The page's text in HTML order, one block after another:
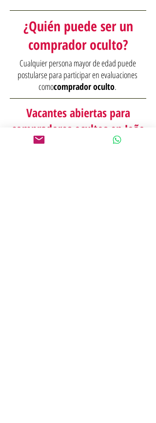
¿Quién puede ser un
comprador oculto?
Cualquier persona mayor de edad puede
postularse para participar en evaluaciones
comocomprador oculto.
Vacantes abiertas para
compradores ocultos en João